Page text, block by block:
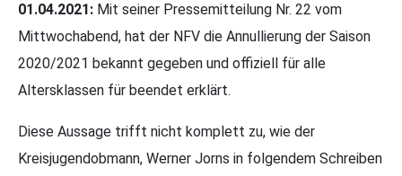
01.04.2021: Mit seiner Pressemitteilung Nr. 22 vom
Mittwochabend, hat der NFV die Annullierung der Saison
2020/2021 bekannt gegeben und offiziell für alle
Altersklassen für beendet erklärt.
Diese Aussage trifft nicht komplett zu, wie der
Kreisjugendobmann, Werner Jorns in folgendem Schreiben